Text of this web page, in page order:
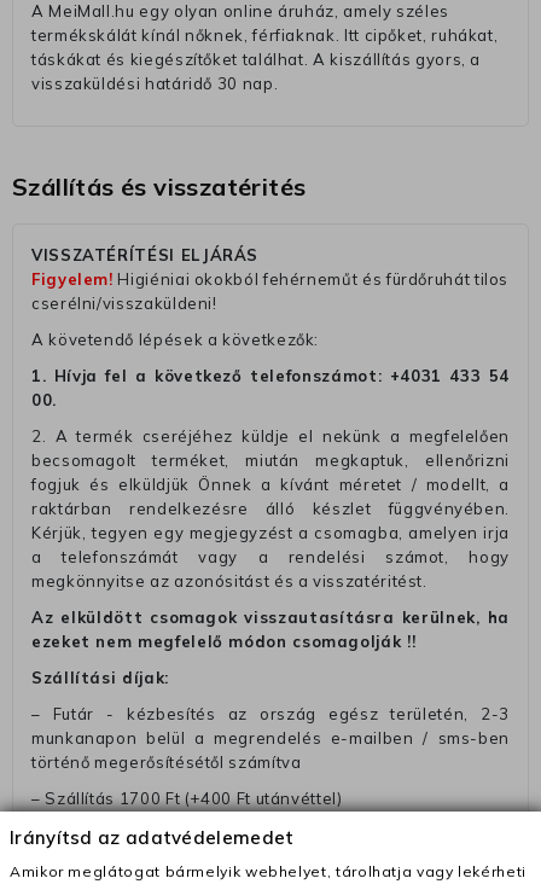
A MeiMall.hu egy olyan online áruház, amely széles
termékskálát kínál nőknek, férfiaknak. Itt cipőket, ruhákat,
táskákat és kiegészítőket találhat. A kiszállítás gyors, a
visszaküldési határidő 30 nap.
Szállítás és visszatérités
VISSZATÉRÍTÉSI ELJÁRÁS
Figyelem! Higiéniai okokból fehérneműt és fürdőruhát tilos
cserélni/visszaküldeni!
A követendő lépések a következők:
1. Hívja fel a következő telefonszámot: +4031 433 54
00.
2. A termék cseréjéhez küldje el nekünk a megfelelően
becsomagolt terméket, miután megkaptuk, ellenőrizni
fogjuk és elküldjük Önnek a kívánt méretet / modellt, a
raktárban rendelkezésre álló készlet függvényében.
Kérjük, tegyen egy megjegyzést a csomagba, amelyen irja
a telefonszámát vagy a rendelési számot, hogy
megkönnyitse az azonósitást és a visszatéritést.
Az elküldött csomagok visszautasításra kerülnek, ha
ezeket nem megfelelő módon csomagolják !!
Szállítási díjak:
– Futár - kézbesítés az ország egész területén, 2-3
munkanapon belül a megrendelés e-mailben / sms-ben
történő megerősítésétől számítva
– Szállítás 1700 Ft (+400 Ft utánvéttel)
– Ingyenes szállítás 31600 Ft feletti megrendeléseknél
Irányítsd az adatvédelemedet
Amikor meglátogat bármelyik webhelyet, tárolhatja vagy lekérheti